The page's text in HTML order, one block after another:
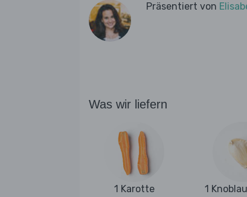
Präsentiert von
Was wir liefern
1 Karotte 1